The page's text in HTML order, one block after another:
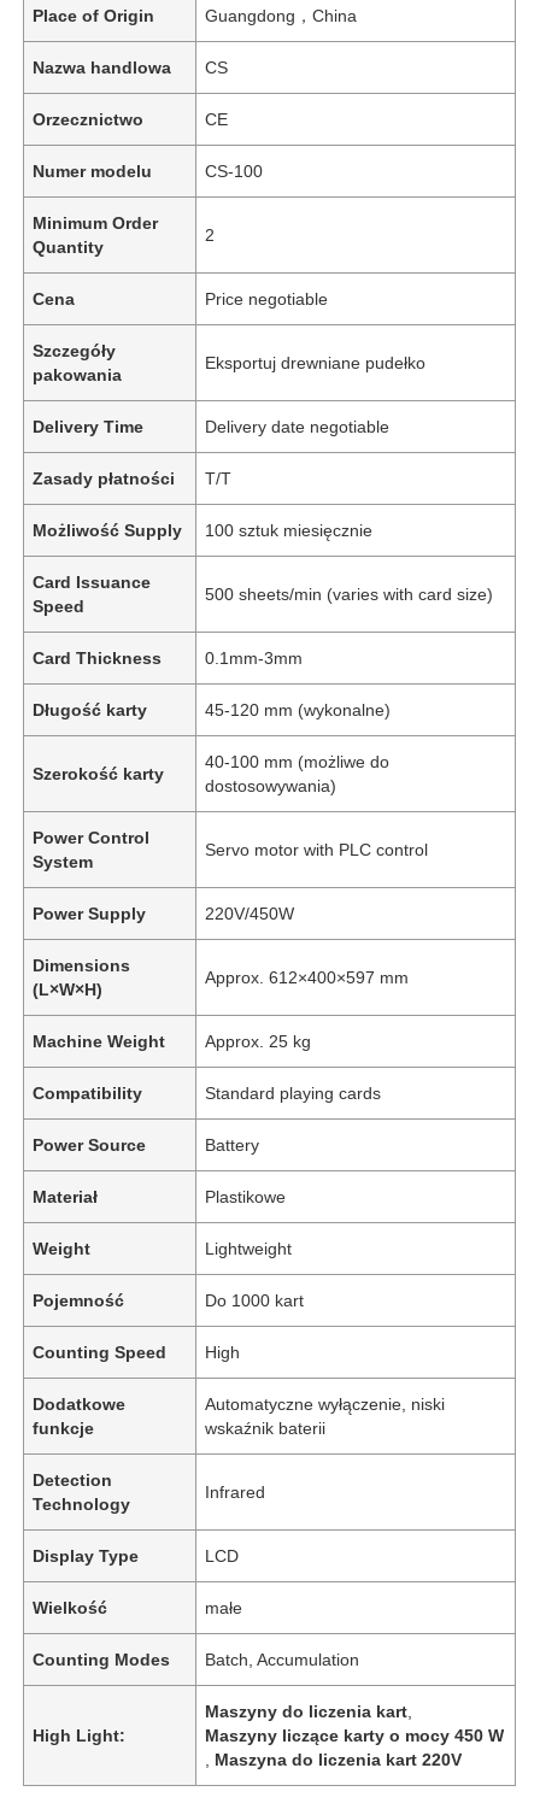
Do domu
Produkty
Place of Origin Guangdong，China
Nazwa handlowa CS
Orzecznictwo CE
Numer modelu CS-100
Minimum Order
Quantity
2
Cena Price negotiable
Szczegóły
pakowania
Eksportuj drewniane pudełko
Delivery Time Delivery date negotiable
Zasady płatności T/T
Możliwość Supply 100 sztuk miesięcznie
Card Issuance
Speed
500 sheets/min (varies with card size)
Card Thickness 0.1mm-3mm
Długość karty 45-120 mm (wykonalne)
Szerokość karty
40-100 mm (możliwe do
dostosowywania)
Power Control
System
Servo motor with PLC control
Power Supply 220V/450W
Dimensions
(L×W×H)
Approx. 612×400×597 mm
Machine Weight Approx. 25 kg
Compatibility Standard playing cards
Power Source Battery
Materiał Plastikowe
Weight Lightweight
Pojemność Do 1000 kart
Counting Speed High
Dodatkowe
funkcje
Automatyczne wyłączenie, niski
wskaźnik baterii
Detection
Technology
Infrared
Display Type LCD
Wielkość małe
Counting Modes Batch, Accumulation
High Light:
Maszyny do liczenia kart
Maszyny liczące karty o mocy 450 W
Maszyna do liczenia kart 220V